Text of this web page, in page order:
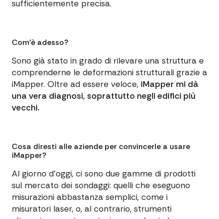
sufficientemente precisa.
Com'è adesso?
Sono già stato in grado di rilevare una struttura e
comprenderne le deformazioni strutturali grazie a
iMapper. Oltre ad essere veloce, iMapper mi dà
una vera diagnosi, soprattutto negli edifici più
vecchi.
Cosa diresti alle aziende per convincerle a usare
iMapper?
Al giorno d'oggi, ci sono due gamme di prodotti
sul mercato dei sondaggi: quelli che eseguono
misurazioni abbastanza semplici, come i
misuratori laser, o, al contrario, strumenti